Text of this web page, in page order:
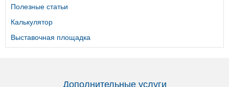
Полезные статьи
Калькулятор
Выставочная площадка
Дополнительные услуги